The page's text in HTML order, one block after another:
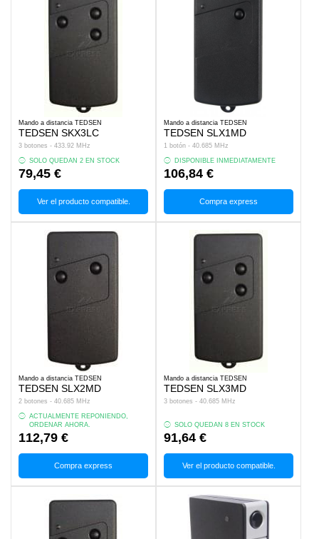
Mando a distancia TEDSEN
TEDSEN SKX3LC
3 botones - 433.92 MHz
SOLO QUEDAN 2 EN STOCK
79,45 €
Ver el producto compatible.
Mando a distancia TEDSEN
TEDSEN SLX1MD
1 botón - 40.685 MHz
DISPONIBLE INMEDIATAMENTE
106,84 €
Compra express
Mando a distancia TEDSEN
TEDSEN SLX2MD
2 botones - 40.685 MHz
ACTUALMENTE REPONIENDO,
ORDENAR AHORA.
112,79 €
Compra express
Mando a distancia TEDSEN
TEDSEN SLX3MD
3 botones - 40.685 MHz
SOLO QUEDAN 8 EN STOCK
91,64 €
Ver el producto compatible.